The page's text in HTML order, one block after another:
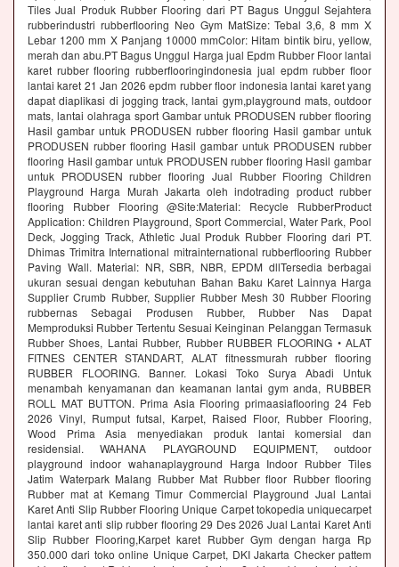
Tiles Jual Produk Rubber Flooring dari PT Bagus Unggul Sejahtera
rubberindustri rubberflooring Neo Gym MatSize: Tebal 3,6, 8 mm X
Lebar 1200 mm X Panjang 10000 mmColor: Hitam bintik biru, yellow,
merah dan abu.PT Bagus Unggul Harga jual Epdm Rubber Floor lantai
karet rubber flooring rubberflooringindonesia jual epdm rubber floor
lantai karet 21 Jan 2026 epdm rubber floor indonesia lantai karet yang
dapat diaplikasi di jogging track, lantai gym,playground mats, outdoor
mats, lantai olahraga sport Gambar untuk PRODUSEN rubber flooring
Hasil gambar untuk PRODUSEN rubber flooring Hasil gambar untuk
PRODUSEN rubber flooring Hasil gambar untuk PRODUSEN rubber
flooring Hasil gambar untuk PRODUSEN rubber flooring Hasil gambar
untuk PRODUSEN rubber flooring Jual Rubber Flooring Children
Playground Harga Murah Jakarta oleh indotrading product rubber
flooring Rubber Flooring @Site:Material: Recycle RubberProduct
Application: Children Playground, Sport Commercial, Water Park, Pool
Deck, Jogging Track, Athletic Jual Produk Rubber Flooring dari PT.
Dhimas Trimitra International mitrainternational rubberflooring Rubber
Paving Wall. Material: NR, SBR, NBR, EPDM dllTersedia berbagai
ukuran sesuai dengan kebutuhan Bahan Baku Karet Lainnya Harga
Supplier Crumb Rubber, Supplier Rubber Mesh 30 Rubber Flooring
rubbernas Sebagai Produsen Rubber, Rubber Nas Dapat
Memproduksi Rubber Tertentu Sesuai Keinginan Pelanggan Termasuk
Rubber Shoes, Lantai Rubber, Rubber RUBBER FLOORING • ALAT
FITNES CENTER STANDART, ALAT fitnessmurah rubber flooring
RUBBER FLOORING. Banner. Lokasi Toko Surya Abadi Untuk
menambah kenyamanan dan keamanan lantai gym anda, RUBBER
ROLL MAT BUTTON. Prima Asia Flooring primaasiaflooring 24 Feb
2026 Vinyl, Rumput futsal, Karpet, Raised Floor, Rubber Flooring,
Wood Prima Asia menyediakan produk lantai komersial dan
residensial. WAHANA PLAYGROUND EQUIPMENT, outdoor
playground indoor wahanaplayground Harga Indoor Rubber Tiles
Jatim Waterpark Malang Rubber Mat Rubber floor Rubber flooring
Rubber mat at Kemang Timur Commercial Playground Jual Lantai
Karet Anti Slip Rubber Flooring Unique Carpet tokopedia uniquecarpet
lantai karet anti slip rubber flooring 29 Des 2026 Jual Lantai Karet Anti
Slip Rubber Flooring,Karpet karet Rubber Gym dengan harga Rp
350.000 dari toko online Unique Carpet, DKI Jakarta Checker pattem